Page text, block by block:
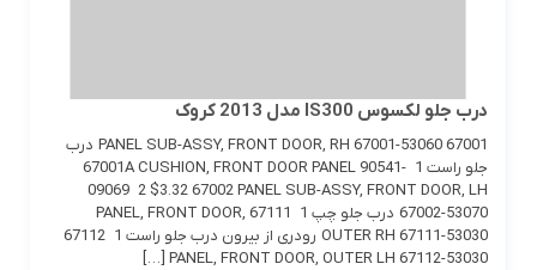
درب جلو لکسوس IS300 مدل 2013 کروک
67001 PANEL SUB-ASSY, FRONT DOOR, RH 67001-53060 درب
جلو راست 1 67001A CUSHION, FRONT DOOR PANEL 90541-
09069 2 $3.32 67002 PANEL SUB-ASSY, FRONT DOOR, LH
67002-53070 درب جلو چپ 1 67111 PANEL, FRONT DOOR,
OUTER RH 67111-53030 رودری از بیرون درب جلو راست 1 67112
PANEL, FRONT DOOR, OUTER LH 67112-53030 […]